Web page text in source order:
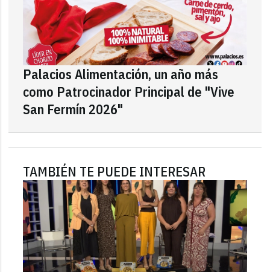
Palacios Alimentación, un año más
como Patrocinador Principal de "Vive
San Fermín 2026"
TAMBIÉN TE PUEDE INTERESAR